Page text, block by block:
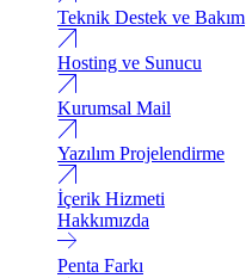
Teknik Destek ve Bakım
Hosting ve Sunucu
Kurumsal Mail
Yazılım Projelendirme
İçerik Hizmeti
Hakkımızda
Penta Farkı